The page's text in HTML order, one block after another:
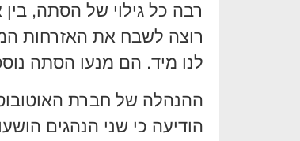
רבה כל גילוי של הסתה,
רוצה לשבח את האזרחות
לנו מיד. הם מנעו הסתה
ההנהלה של חברת
הודיעה כי שני הנהגים